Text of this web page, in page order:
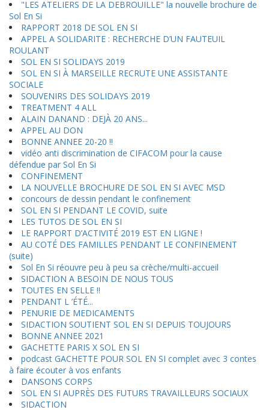
"LES ATELIERS DE LA DEBROUILLE" la nouvelle brochure de
Sol En Si
RAPPORT 2018 DE SOL EN SI
APPEL A SOLIDARITE : RECHERCHE D’UN FAUTEUIL
ROULANT
SOL EN SI SOLIDAYS 2019
SOL EN SI À MARSEILLE RECRUTE UNE ASSISTANTE
SOCIALE
SOUVENIRS DES SOLIDAYS 2019
TREATMENT 4 ALL
ALAIN DANAND : DEJÀ 20 ANS...
APPEL AU DON
BONNE ANNEE 20-20 !!
vidéo anti discrimination de CIFACOM pour la cause
défendue par Sol En Si
CONFINEMENT
LA NOUVELLE BROCHURE DE SOL EN SI AVEC MSD
concours de dessin pendant le confinement
SOL EN SI PENDANT LE COVID, suite
LES TUTOS DE SOL EN SI
LE RAPPORT D’ACTIVITÉ 2019 EST EN LIGNE !
AU COTÉ DES FAMILLES PENDANT LE CONFINEMENT
(suite)
Sol En Si réouvre peu à peu sa crèche/multi-accueil
SIDACTION A BESOIN DE NOUS TOUS
TOUTES EN SELLE !!
PENDANT L ’ÉTÉ...
PENURIE DE MEDICAMENTS
SIDACTION SOUTIENT SOL EN SI DEPUIS TOUJOURS
BONNE ANNEE 2021
GACHETTE PARIS X SOL EN SI
podcast GACHETTE POUR SOL EN SI complet avec 3 contes
à faire écouter à vos enfants
DANSONS CORPS
SOL EN SI AUPRÈS DES FUTURS TRAVAILLEURS SOCIAUX
SIDACTION